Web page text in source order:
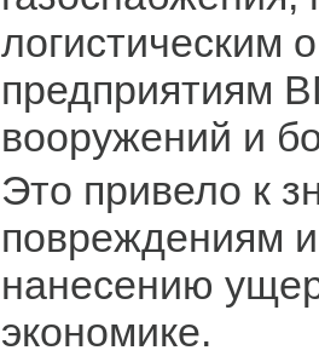
логистическим
предприятиям
вооружений и
Это привело к
повреждениям
нанесению
экономике.